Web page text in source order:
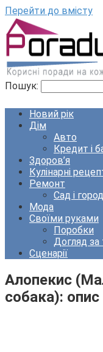
Перейти до вмісту
Пошук:
Новий рік
Дім
Авто
Кредит і
Здоров’я
Кулінарні
Ремонт
Сад і город
Мода
Своїми руками
Поробки
Догляд за
Сценарії
Алопекис
собака): опис